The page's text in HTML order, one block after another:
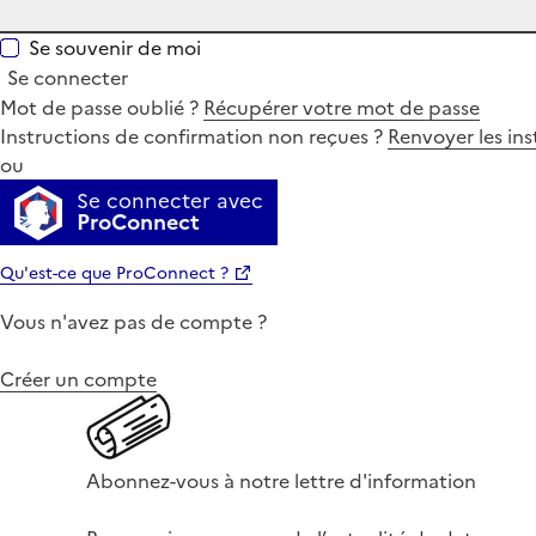
Se souvenir de moi
Se connecter
Mot de passe oublié ? Récupérer votre mot de passe
Instructions de confirmation non reçues ? Renvoyer les
ou
Se connecter avec
ProConnect
Qu'est-ce que ProConnect ?
Vous n'avez pas de compte ?
Créer un compte
Abonnez-vous à notre lettre d'information